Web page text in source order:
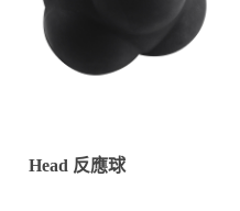
Head 反應球